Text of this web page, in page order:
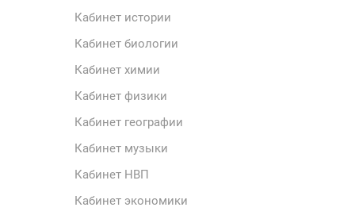
Кабинет истории
Кабинет биологии
Кабинет химии
Кабинет физики
Кабинет географии
Кабинет музыки
Кабинет НВП
Кабинет экономики